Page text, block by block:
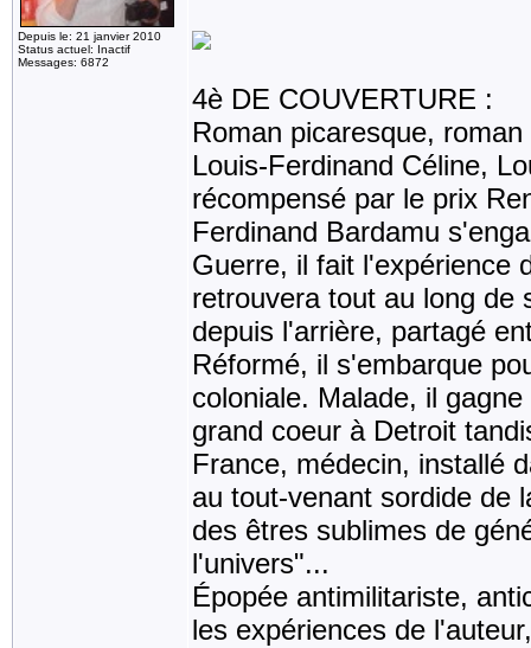
Depuis le: 21 janvier 2010
Status actuel: Inactif
Messages: 6872
4è DE COUVERTURE :
Roman picaresque,
Louis-Ferdinand Céline,
récompensé par le prix
Ferdinand Bardamu
Guerre, il fait l'expérience
retrouvera tout au long de
depuis l'arrière, partagé
Réformé, il s'embarque
coloniale. Malade, il
grand coeur à Detroit
France, médecin, installé
au tout-venant sordide de
des êtres sublimes de
l'univers"...
Épopée antimilitariste,
les expériences de